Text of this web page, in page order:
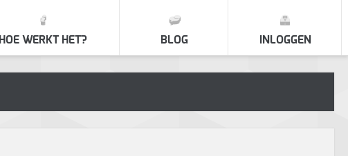
INLOGGEN
BLOG
HOE WERKT HET?